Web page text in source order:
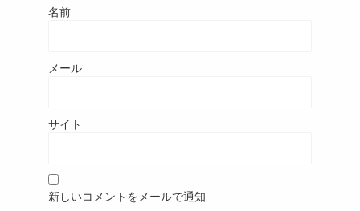
名前
メール
サイト
新しいコメントをメールで通知